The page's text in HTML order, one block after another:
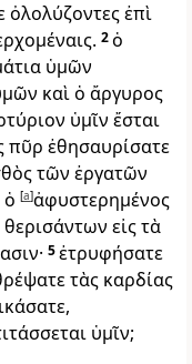
ὀλολύζοντες ἐπὶ
2ὁ
ὑμῶν
καὶ ὁ ἄργυρος
ὑμῖν ἔσται
πῦρ ἐθησαυρίσατε
τῶν ἐργατῶν
[a]ἀφυστερημένος
εἰς τὰ
5ἐτρυφήσατε
τὰς καρδίας
ὑμῖν;